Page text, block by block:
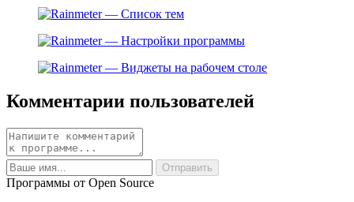
Комментарии пользователей
Программы от Open Source